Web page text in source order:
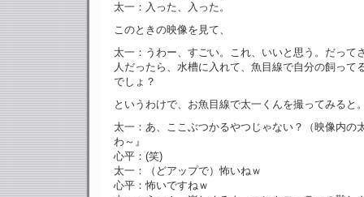
太一：入った、入った。
このときの映像を見て、
太一：うわー、すごい。これ、いいと思う。だって
人だったら、水槽に入れて、魚目線で自分の飼って
でしょ？
というわけで、お魚目線で太一くんを撮ってみると
太一：あ、ここぶつかるやつじゃない？（映像内の
わ～』
心平：(笑)
太一：（どアップで）怖いねｗ
心平：怖いですねｗ